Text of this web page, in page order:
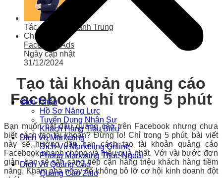
Giới Thiệu
Hồ Sơ Năng Lực
Tuyển Dụng Nhân Sự
Khách Hàng Tiêu Biểu
Dịch Vụ Marketing
Dịch Vụ Marketing Online
Phòng Marketing Thuê Ngoài
Dịch Vụ Quảng Cáo
Quảng Cáo Zalo
Tác giả
Lưu Thành Trung
Chuyên mục
Facebook Ads
Ngày cập nhật
31/12/2024
Tạo tài khoản quảng cáo
Facebook chỉ trong 5 phút
Bạn muốn bắt đầu quảng cáo trên Facebook nhưng chưa
biết cách tạo tài khoản? Đừng lo! Chỉ trong 5 phút, bài viết
này sẽ hướng dẫn bạn cách tạo tài khoản quảng cáo
Facebook nhanh chóng và hiệu quả nhất. Với vài bước đơn
giản, bạn sẽ sẵn sàng tiếp cận hàng triệu khách hàng tiềm
năng. Khám phá ngay để không bỏ lỡ cơ hội kinh doanh đột